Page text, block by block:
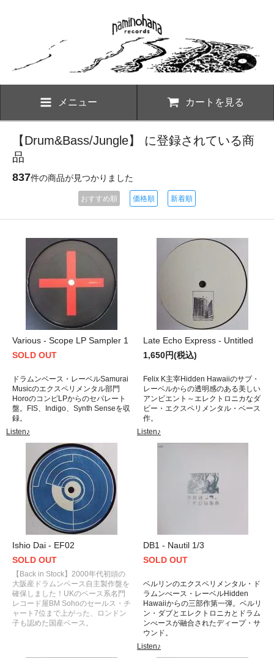
メニュー カートを見る
【Drum&Bass/Jungle】 に登録されている商
品
837件の商品が見つかりました
おすすめ順 価格順 新着順
Various - Scope LP Sampler 1
SOLD OUT
ドラムンベース・レーベルSamurai
Musicのエクスペリメンタル部門
HoroのコンピLPからのセパレート
盤。FIS、Indigo、Synth Senseを収
録。
Listen♪
Late Echo Express - Untitled
1,650円(税込)
Felix K主宰Hidden Hawaiiのサブ・
レーベルからの透明感のある美しい
アンビエント～エレクトロニカなダ
ビー・エクスペリメンタル・ベース
作。
Listen♪
Ishio Dai - EF02
SOLD OUT
【Back in Stock】2000年代初頭の
大阪産ドラムンベース自主製作盤を
確保しました！UKのベース系名門
レコード屋BM Sohoのセールス・チ
ャート7位まで上がった、ロンドン
子も認めた国産ベース。
DB1 - Nautil 1/3
SOLD OUT
ベルリンのエクスペリメンタル・ド
ラムンべース・レーベルHidden
Hawaiiからの三部作第一弾。ベルリ
ン・ダブとエレクトロニカとドラム
ンべースが融合されたディープ・サ
ウンド。
Listen♪